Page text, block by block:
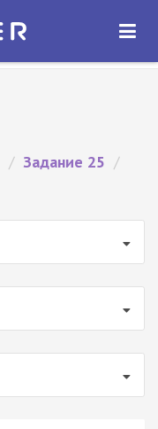
ОТКРЫТЬ
/ Задание 25 /